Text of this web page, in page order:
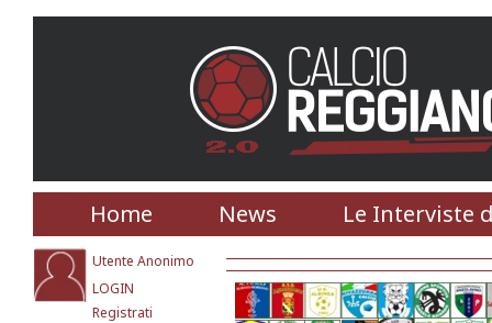
Home News Le Interviste
Utente Anonimo
LOGIN
Registrati